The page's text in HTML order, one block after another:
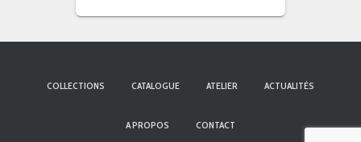
COLLECTIONS CATALOGUE ATELIER ACTUALITÉS
A PROPOS CONTACT